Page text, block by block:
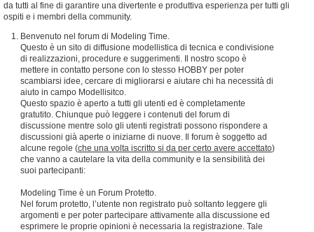
da tutti al fine di garantire una divertente e produttiva esperienza per tutti gli
ospiti e i membri della community.
Benvenuto nel forum di Modeling Time.
Questo è un sito di diffusione modellistica di tecnica e condivisione
di realizzazioni, procedure e suggerimenti. Il nostro scopo è
mettere in contatto persone con lo stesso HOBBY per poter
scambiarsi idee, cercare di migliorarsi e aiutare chi ha necessità di
aiuto in campo Modellisitco.
Questo spazio è aperto a tutti gli utenti ed è completamente
gratutito. Chiunque può leggere i contenuti del forum di
discussione mentre solo gli utenti registrati possono rispondere a
discussioni già aperte o iniziarne di nuove. Il forum è soggetto ad
alcune regole (che una volta iscritto si da per certo avere accettato)
che vanno a cautelare la vita della community e la sensibilità dei
suoi partecipanti:
Modeling Time è un Forum Protetto.
Nel forum protetto, l’utente non registrato può soltanto leggere gli
argomenti e per poter partecipare attivamente alla discussione ed
esprimere le proprie opinioni è necessaria la registrazione. Tale